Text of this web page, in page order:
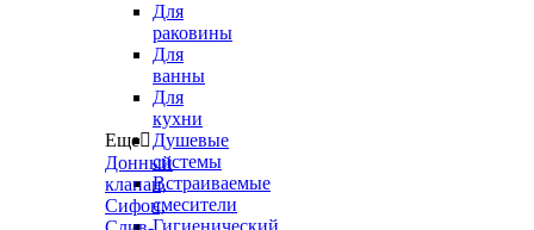
Для
раковины
Для
ванны
Для
кухни
Душевые
системы
Встраиваемые
смесители
Гигиенический
Еще
Донный
клапан,
Сифон,